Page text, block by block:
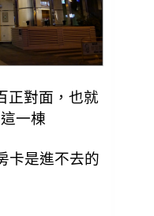
正對面， 也就
一棟
卡是進不去的